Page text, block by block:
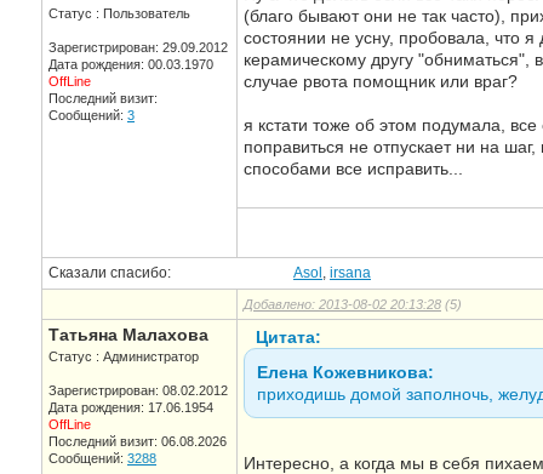
Статус : Пользователь
Зарегистрирован: 29.09.2012
Дата рождения: 00.03.1970
OffLine
Последний визит:
Сообщений: 3
(благо бывают они не так часто),
состоянии не усну, пробовала, что
керамическому другу "обниматься",
случае рвота помощник или враг?
я кстати тоже об этом подумала,
поправиться не отпускает ни на
способами все исправить...
Сказали спасибо: Asol , irsana
Добавлено: 2013-08-02 20:13:28 (5)
Татьяна Малахова
Статус : Администратор
Зарегистрирован: 08.02.2012
Дата рождения: 17.06.1954
OffLine
Последний визит: 06.08.2026
Сообщений: 3288
Цитата:
Елена Кожевникова:
приходишь домой заполночь,
Интересно, а когда мы в себя